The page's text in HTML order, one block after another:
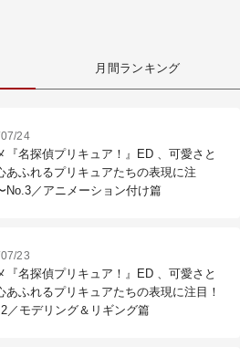
月間ランキング
24
『名探偵プリキュア！』ED 、可愛さと
あふれるプリキュアたちの表現に注
No.3／アニメーション付け篇
23
『名探偵プリキュア！』ED 、可愛さと
あふれるプリキュアたちの表現に注目！
／モデリング＆リギング篇